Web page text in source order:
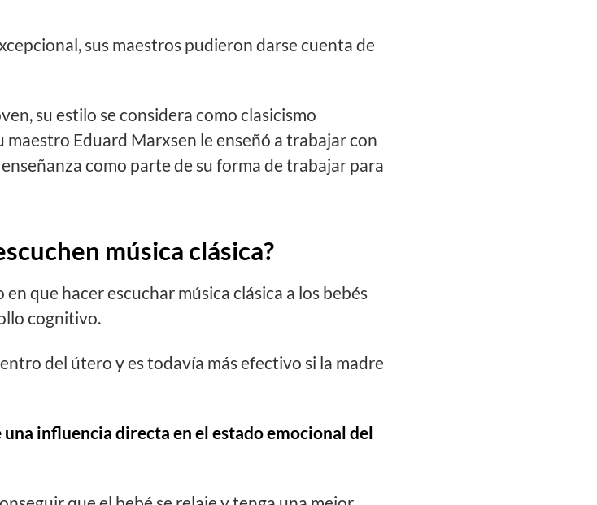
sus maestros pudieron darse cuenta de
su estilo se considera como clasicismo
Eduard Marxsen le enseñó a trabajar con
como parte de su forma de trabajar para
música clásica?
que hacer escuchar música clásica a los bebés
cognitivo.
del útero y es todavía más efectivo si la madre
influencia directa en el estado emocional del